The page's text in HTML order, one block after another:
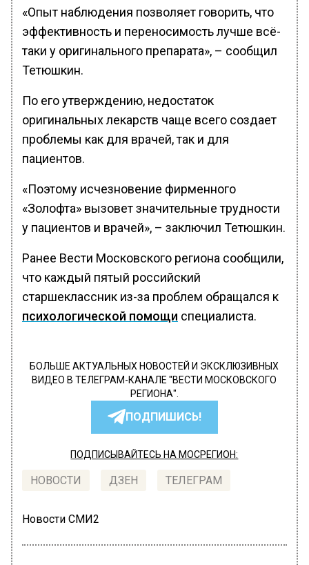
«Опыт наблюдения позволяет говорить, что
эффективность и переносимость лучше всё-
таки у оригинального препарата», – сообщил
Тетюшкин.
По его утверждению, недостаток
оригинальных лекарств чаще всего создает
проблемы как для врачей, так и для
пациентов.
«Поэтому исчезновение фирменного
«Золофта» вызовет значительные трудности
у пациентов и врачей», – заключил Тетюшкин.
Ранее Вести Московского региона сообщили,
что каждый пятый российский
старшеклассник из-за проблем обращался к
психологической помощи специалиста.
БОЛЬШЕ АКТУАЛЬНЫХ НОВОСТЕЙ И ЭКСКЛЮЗИВНЫХ
ВИДЕО В ТЕЛЕГРАМ-КАНАЛЕ "ВЕСТИ МОСКОВСКОГО
РЕГИОНА".
ПОДПИШИСЬ!
ПОДПИСЫВАЙТЕСЬ НА МОСРЕГИОН:
НОВОСТИ ДЗЕН ТЕЛЕГРАМ
Новости СМИ2